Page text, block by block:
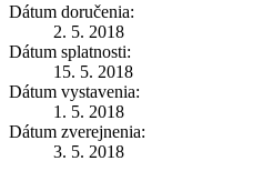
Dátum doručenia:
2. 5. 2018
Dátum splatnosti:
15. 5. 2018
Dátum vystavenia:
1. 5. 2018
Dátum zverejnenia:
3. 5. 2018